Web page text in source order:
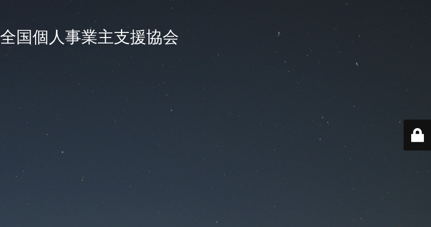
全国個人事業主支援協会